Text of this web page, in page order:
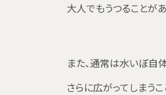
大人でもうつることがあ
また、通常は水いぼ自
さらに広がってしまうこ